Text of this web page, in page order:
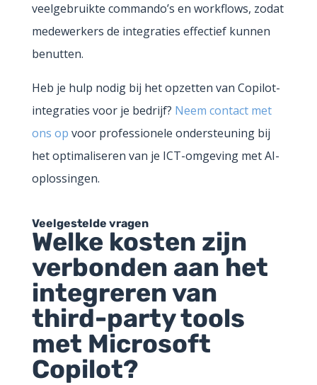
veelgebruikte commando’s en workflows, zodat
medewerkers de integraties effectief kunnen
benutten.
Heb je hulp nodig bij het opzetten van Copilot-
integraties voor je bedrijf? Neem contact met
ons op voor professionele ondersteuning bij
het optimaliseren van je ICT-omgeving met AI-
oplossingen.
Veelgestelde vragen
Welke kosten zijn
verbonden aan het
integreren van
third-party tools
met Microsoft
Copilot?